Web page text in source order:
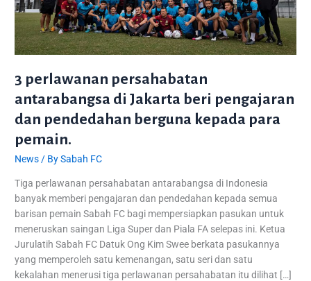
3 perlawanan persahabatan
antarabangsa di Jakarta beri pengajaran
dan pendedahan berguna kepada para
pemain.
News/ BySabah FC
Tiga perlawanan persahabatan antarabangsa di Indonesia
banyak memberi pengajaran dan pendedahan kepada semua
barisan pemain Sabah FC bagi mempersiapkan pasukan untuk
meneruskan saingan Liga Super dan Piala FA selepas ini. Ketua
Jurulatih Sabah FC Datuk Ong Kim Swee berkata pasukannya
yang memperoleh satu kemenangan, satu seri dan satu
kekalahan menerusi tiga perlawanan persahabatan itu dilihat […]
pendedahan
berguna
kepada
para